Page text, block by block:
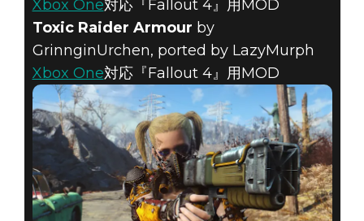
Xbox One対応『Fallout 4』用MOD
Toxic Raider Armour by
GrinnginUrchen, ported by LazyMurph
Xbox One対応『Fallout 4』用MOD